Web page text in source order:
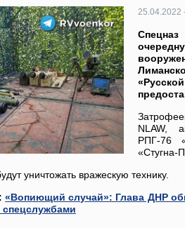
25.04.2022
NLAW,
РПГ-76
«Стугна-
уничтожать вражескую технику.
«Вопиющий случай»: Глава ДНР
спецслужбами